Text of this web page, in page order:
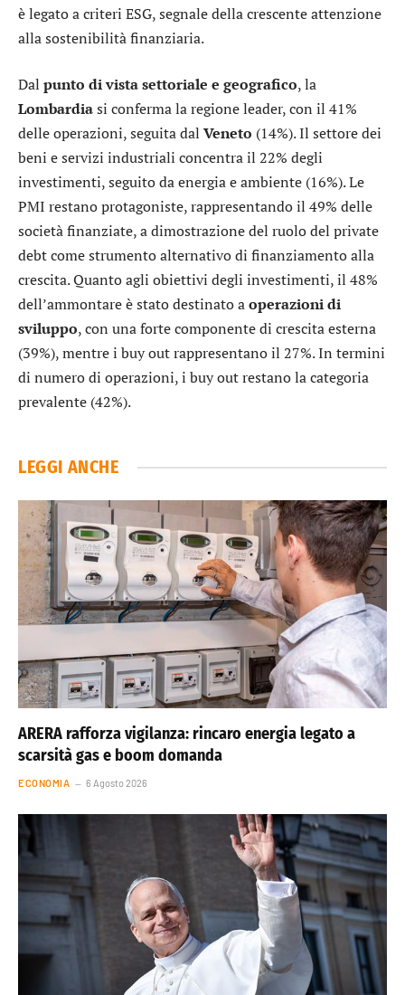
è legato a criteri ESG, segnale della crescente attenzione
alla sostenibilità finanziaria.
Dal punto di vista settoriale e geografico, la
Lombardiasi conferma la regione leader, con il 41%
delle operazioni, seguita dal Veneto (14%). Il settore dei
beni e servizi industriali concentra il 22% degli
investimenti, seguito da energia e ambiente (16%). Le
PMI restano protagoniste, rappresentando il 49% delle
società finanziate, a dimostrazione del ruolo del private
debt come strumento alternativo di finanziamento alla
crescita. Quanto agli obiettivi degli investimenti, il 48%
dell’ammontare è stato destinato aoperazioni di
sviluppo, con una forte componente di crescita esterna
(39%), mentre i buy out rappresentano il 27%. In termini
di numero di operazioni, i buy out restano la categoria
prevalente (42%).
LEGGI ANCHE
ARERA rafforza vigilanza: rincaro energia legato a
scarsità gas e boom domanda
ECONOMIA 6 Agosto 2026